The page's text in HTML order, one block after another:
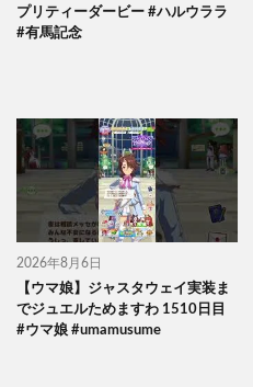
プリティーダービー #ハルウララ
#有馬記念
2026年8月6日
【ウマ娘】ジャスタウェイ実装ま
でジュエルためますわ 1510日目
#ウマ娘 #umamusume